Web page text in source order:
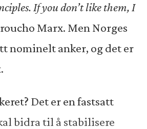
If you don’t like them, I
Marx. Men Norges
nominelt anker, og det er
Det er en fastsatt
bidra til å stabilisere